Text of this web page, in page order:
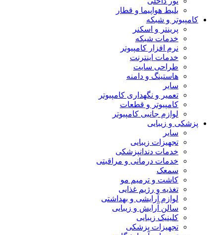
بلیط هواپیما و قطار
کامپیوتر و شبکه
پرینتر و اسکنر
خدمات شبکه
نرم افزار کامپیوتر
خدمات اینترنت
طراحی سایت
هاستینگ و دامنه
سایر
تعمیر و نگهداری کامپیوتر
کامپیوتر و قطعات
لوازم جانبی کامپیوتر
پزشکی و زیبایی
سایر
تجهیزات زیبایی
خدمات دندانپزشکی
خدمات درمانی و مراقبتی
سمعک
کاشت و ترمیم مو
تغذیه و رژیم غذایی
لوازم آرایشی و بهداشتی
سالن آرایش و زیبایی
کلینیک زیبایی
تجهیزات پزشکی